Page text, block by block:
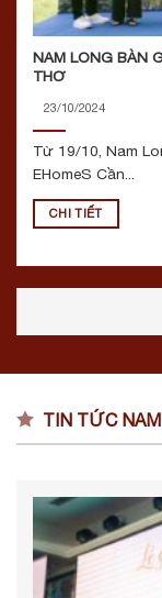
NAM LONG BÀN
THƠ
23/10/2024
Từ 19/10, Nam
EHomeS Cần...
CHI TIẾT
TIN TỨC